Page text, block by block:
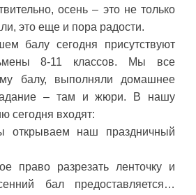
осень – это не только
это еще и пора радости.
балу сегодня присутствуют
8-11 классов. Мы все
балу, выполняли домашнее
– там и жюри. В нашу
сегодня входят:
открываем наш праздничный
право разрезать ленточку и
бал предоставляется…